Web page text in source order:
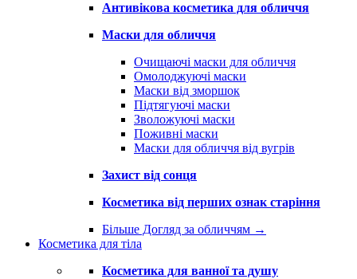
Антивікова косметика для обличчя
Маски для обличчя
Очищаючі маски для обличчя
Омолоджуючі маски
Маски від зморшок
Підтягуючі маски
Зволожуючі маски
Поживні маски
Маски для обличчя від вугрів
Захист від сонця
Косметика від перших ознак старіння
Більше Догляд за обличчям →
Косметика для тіла
Косметика для ванної та душу